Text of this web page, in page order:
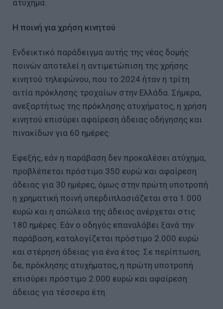
ατύχημα.
Η ποινή για χρήση κινητού
Ενδεικτικό παράδειγμα αυτής της νέας δομής
ποινών αποτελεί η αντιμετώπιση της χρήσης
κινητού τηλεφώνου, που το 2024 ήταν η τρίτη
αιτία πρόκλησης τροχαίων στην Ελλάδα. Σήμερα,
ανεξαρτήτως της πρόκλησης ατυχήματος, η χρήση
κινητού επισύρει αφαίρεση άδειας οδήγησης και
πινακίδων για 60 ημέρες.
Εφεξής, εάν η παράβαση δεν προκαλέσει ατύχημα,
προβλέπεται πρόστιμο 350 ευρώ και αφαίρεση
άδειας για 30 ημέρες, όμως στην πρώτη υποτροπή
η χρηματική ποινή υπερδιπλασιάζεται στα 1.000
ευρώ και η απώλεια της άδειας ανέρχεται στις
180 ημέρες. Εάν ο οδηγός επαναλάβει ξανά την
παράβαση, καταλογίζεται πρόστιμο 2.000 ευρώ
και στέρηση άδειας για ένα έτος. Σε περίπτωση,
δε, πρόκλησης ατυχήματος, η πρώτη υποτροπή
επισύρει πρόστιμο 2.000 ευρώ και αφαίρεση
άδειας για τέσσερα έτη.